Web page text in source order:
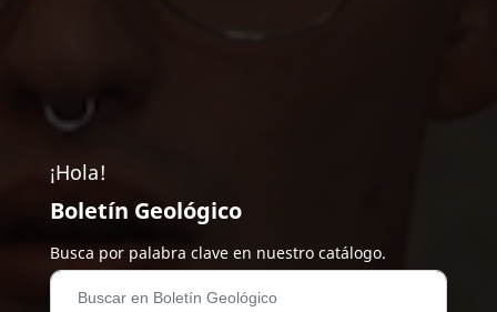
¡Hola!
Boletín Geológico
Busca por palabra clave en nuestro catálogo.